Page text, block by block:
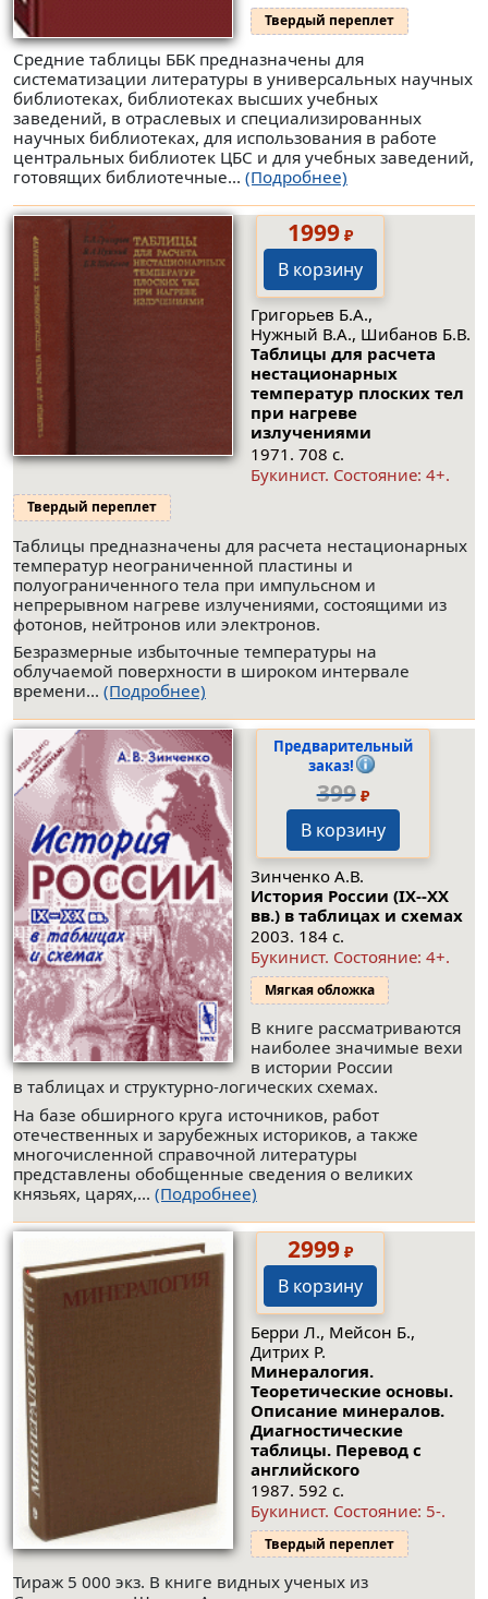
Твердый переплет
Средние таблицы ББК предназначены для
систематизации литературы в универсальных научных
библиотеках, библиотеках высших учебных
заведений, в отраслевых и специализированных
научных библиотеках, для использования в работе
центральных библиотек ЦБС и для учебных заведений,
готовящих библиотечные... (Подробнее)
1999₽
В корзину
Григорьев Б.А.,
Нужный В.А., Шибанов Б.В.
Таблицы для расчета
нестационарных
температур плоских тел
при нагреве
излучениями
1971. 708 с.
Букинист. Состояние: 4+.
Твердый переплет
Таблицы предназначены для расчета нестационарных
температур неограниченной пластины и
полуограниченного тела при импульсном и
непрерывном нагреве излучениями, состоящими из
фотонов, нейтронов или электронов.
Безразмерные избыточные температуры на
облучаемой поверхности в широком интервале
времени... (Подробнее)
Предварительный
заказ!
399₽
В корзину
Зинченко А.В.
История России (IX--XX
вв.) в таблицах и схемах
2003. 184 с.
Букинист. Состояние: 4+.
Мягкая обложка
В книге рассматриваются
наиболее значимые вехи
в истории России
в таблицах и структурно-логических схемах.
На базе обширного круга источников, работ
отечественных и зарубежных историков, а также
многочисленной справочной литературы
представлены обобщенные сведения о великих
князьях, царях,... (Подробнее)
2999₽
В корзину
Берри Л., Мейсон Б.,
Дитрих Р.
Минералогия.
Теоретические основы.
Описание минералов.
Диагностические
таблицы. Перевод с
английского
1987. 592 с.
Букинист. Состояние: 5-.
Твердый переплет
Тираж 5 000 экз. В книге видных ученых из